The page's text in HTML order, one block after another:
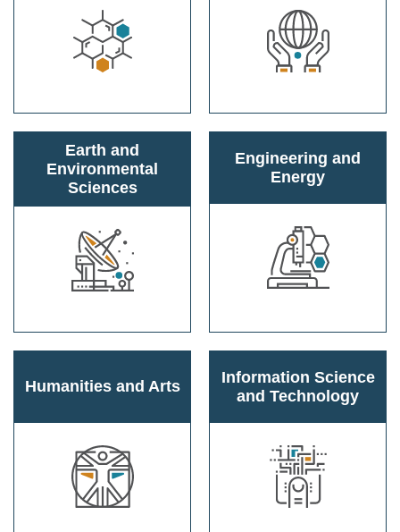
Earth and
Environmental
Sciences
Engineering and
Energy
Humanities and Arts
Information Science
and Technology